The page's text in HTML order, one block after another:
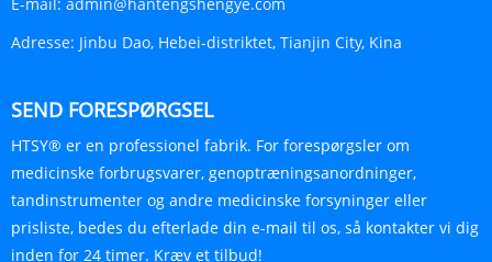
Adresse: Jinbu Dao, Hebei-distriktet, Tianjin City, Kina
SEND FORESPØRGSEL
HTSY® er en professionel fabrik. For forespørgsler om
medicinske forbrugsvarer, genoptræningsanordninger,
tandinstrumenter og andre medicinske forsyninger eller
prisliste, bedes du efterlade din e-mail til os, så kontakter vi dig
inden for 24 timer. Kræv et tilbud!